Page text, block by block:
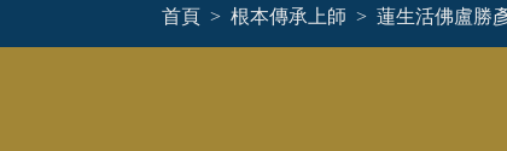
首頁 根本傳承上師 蓮生活佛盧勝